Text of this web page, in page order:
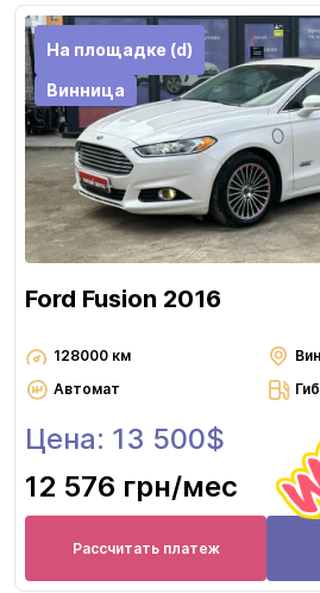
На площадке (d)
Винница
Ford Fusion 2016
128000 км
Автомат
Цена: 13 500$
12 576 грн/мес
Рассчитать платеж